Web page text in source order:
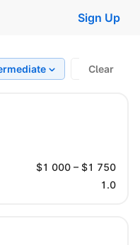
Sign Up
Region
Clear
$1 000 – $1 750
1.0